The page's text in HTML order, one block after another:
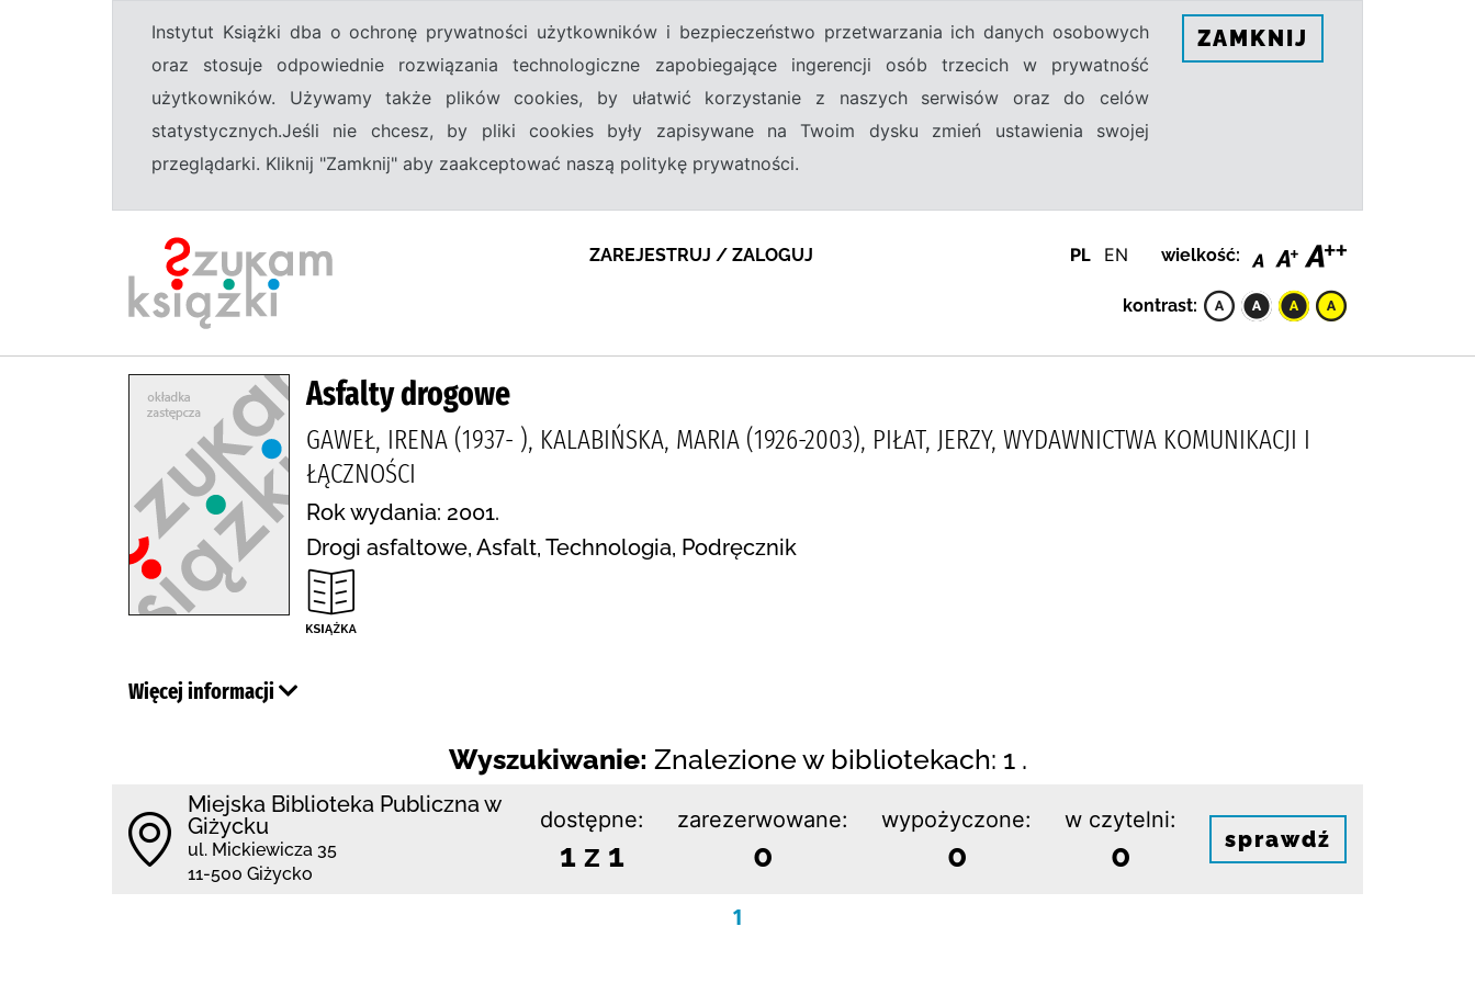
Instytut Książki dba o ochronę prywatności użytkowników i bezpieczeństwo przetwarzania ich danych osobowych
oraz stosuje odpowiednie rozwiązania technologiczne zapobiegające ingerencji osób trzecich w prywatność
użytkowników. Używamy także plików cookies, by ułatwić korzystanie z naszych serwisów oraz do celów
statystycznych.Jeśli nie chcesz, by pliki cookies były zapisywane na Twoim dysku zmień ustawienia swojej
przeglądarki. Kliknij "Zamknij" aby zaakceptować naszą politykę prywatności.
ZAMKNIJ
ZAREJESTRUJ / ZALOGUJ PL EN wielkość:
kontrast:
Asfalty drogowe
GAWEŁ, IRENA (1937- ), KALABIŃSKA, MARIA (1926-2003), PIŁAT, JERZY, WYDAWNICTWA KOMUNIKACJI I
ŁĄCZNOŚCI
Rok wydania: 2001.
Drogi asfaltowe, Asfalt, Technologia, Podręcznik
Więcej informacji
Wyszukiwanie: Znalezione w bibliotekach: 1 .
Miejska Biblioteka Publiczna w
Giżycku
ul. Mickiewicza 35
11-500 Giżycko
dostępne:
1 z 1
zarezerwowane:
0
wypożyczone:
0
w czytelni:
0 sprawdź
1